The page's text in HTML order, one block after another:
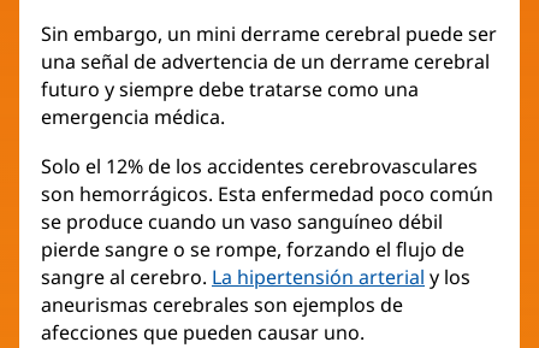
Sin embargo, un mini derrame cerebral puede ser
una señal de advertencia de un derrame cerebral
futuro y siempre debe tratarse como una
emergencia médica.
Solo el 12% de los accidentes cerebrovasculares
son hemorrágicos. Esta enfermedad poco común
se produce cuando un vaso sanguíneo débil
pierde sangre o se rompe, forzando el flujo de
sangre al cerebro. La hipertensión arterial y los
aneurismas cerebrales son ejemplos de
afecciones que pueden causar uno.